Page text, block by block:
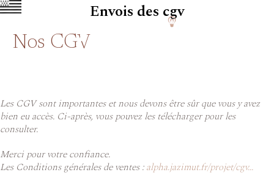
Envois des cgv
Nos CGV
Les CGV sont importantes et nous devons être sûr que vous y avez
bien eu accès. Ci-après, vous pouvez les télécharger pour les
consulter.
Merci pour votre confiance.
Les Conditions générales de ventes :alpha.jazimut.fr/projet/cgv...